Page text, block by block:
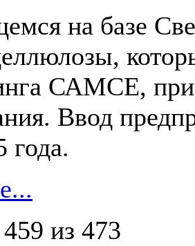
на базе
САМСЕ,
Ввод
года.
из 473